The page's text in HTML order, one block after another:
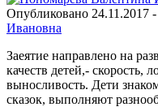
Опубликовано 24.11.2017
Ивановна
Заеятие направлено на
качеств детей,- скорость,
выносливость. Дети
сказок, выполняют